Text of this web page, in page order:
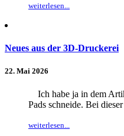
weiterlesen...
Neues aus der 3D-Druckerei
22. Mai 2026
Ich habe ja in dem
Pads schneide. Bei
weiterlesen...